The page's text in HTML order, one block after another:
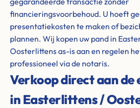
financieringsvoorbehoud. U hoeft
presentatiekosten te maken of
plannen. Wij kopen uw pand in
Oosterlittens as-is aan en regelen
professioneel via de notaris.
Verkoop direct aan de
in Easterlittens /